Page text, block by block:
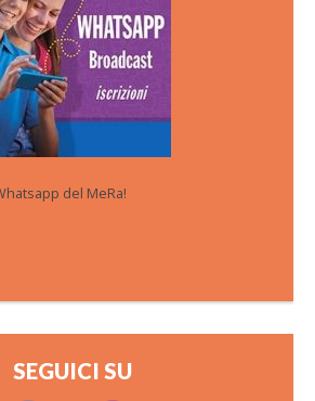
del MeRa!
SEGUICI SU